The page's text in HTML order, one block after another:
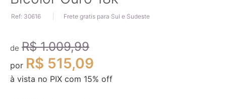
da
imagens
Ref: 30616 Frete gratis para Sul e Sudeste
de R$ 1.009,99
por R$ 515,09
à vista no PIX com 15% off